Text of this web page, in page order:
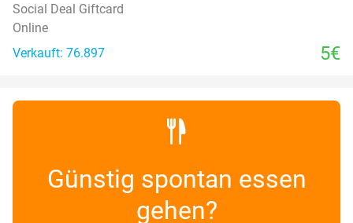
Social Deal Giftcard
Online
Verkauft: 76.897
5€
Günstig spontan essen
gehen?